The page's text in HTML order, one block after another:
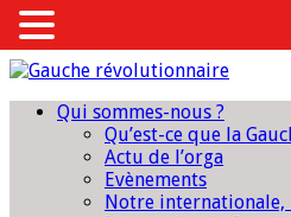
Qui sommes-nous ?
Qu’est-ce que la
Actu de l’orga
Evènements
Notre